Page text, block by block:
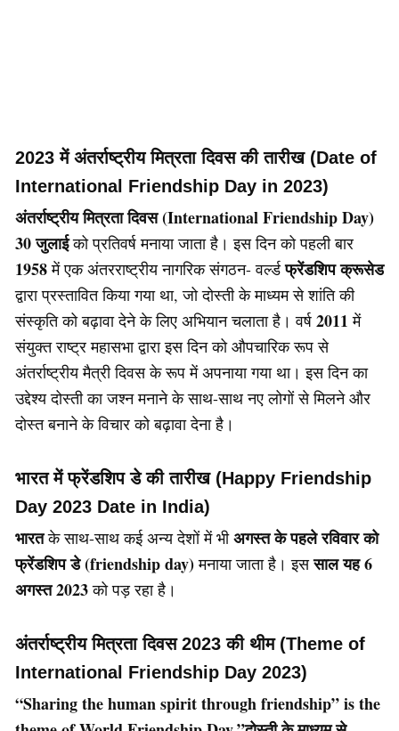
2023 में अंतर्राष्ट्रीय मित्रता दिवस की तारीख (Date of
International Friendship Day in 2023)
अंतर्राष्ट्रीय मित्रता दिवस (International Friendship Day)
30 जुलाईको प्रतिवर्ष मनाया जाता है। इस दिन को पहली बार
1958में एक अंतरराष्ट्रीय नागरिक संगठन- वर्ल्डफ्रेंडशिप क्रूसेड
द्वारा प्रस्तावित किया गया था, जो दोस्ती के माध्यम से शांति की
संस्कृति को बढ़ावा देने के लिए अभियान चलाता है। वर्ष 2011 में
संयुक्त राष्ट्र महासभा द्वारा इस दिन को औपचारिक रूप से
अंतर्राष्ट्रीय मैत्री दिवस के रूप में अपनाया गया था। इस दिन का
उद्देश्य दोस्ती का जश्न मनाने के साथ-साथ नए लोगों से मिलने और
दोस्त बनाने के विचार को बढ़ावा देना है।
भारत में फ्रेंडशिप डे की तारीख (Happy Friendship
Day 2023 Date in India)
भारतके साथ-साथ कई अन्य देशों में भीअगस्त के पहले रविवार को
फ्रेंडशिप डे (friendship day)मनाया जाता है। इससाल यह 6
अगस्त 2023को पड़ रहा है।
अंतर्राष्ट्रीय मित्रता दिवस 2023 की थीम (Theme of
International Friendship Day 2023)
“Sharing the human spirit through friendship” is the